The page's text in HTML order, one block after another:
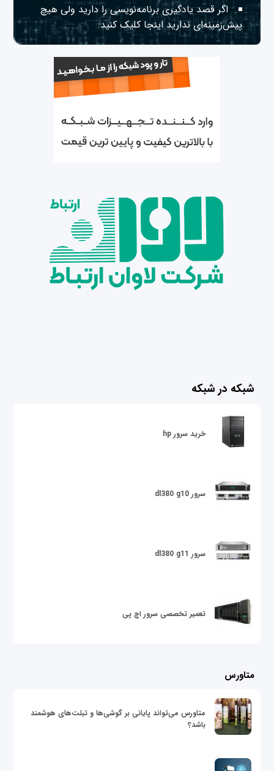
اگر قصد یادگیری برنامه‌نویسی را دارید ولی هیچ
پیش‌زمینه‌ای نداریداینجا کلیک کنید.
شبکه در شبکه
خرید سرور hp
سرور dl380 g10
سرور dl380 g11
تعمیر تخصصی سرور اچ پی
متاورس
متاورس می‌تواند پایانی بر گوشی‌ها و تبلت‌های هوشمند
باشد؟